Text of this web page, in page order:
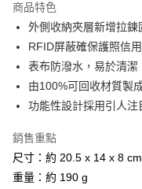
悠遊付
Google Pay
全盈+PAY
AFTEE先享後付
【關於「AFTEE先享後付」】
AFTEE先享後付是「在收到
１．簡單：不需註冊會員、不
ATM付款
貨到付款
商品特色
外側收納夾層新增拉鍊
RFID屏蔽確保護照信
表布防潑水，易於清潔
由100%可回收材質製
功能性設計採用引人注
銷售重點
尺寸：約 20.5 x 14 x 8 cm
重量：約 190 g